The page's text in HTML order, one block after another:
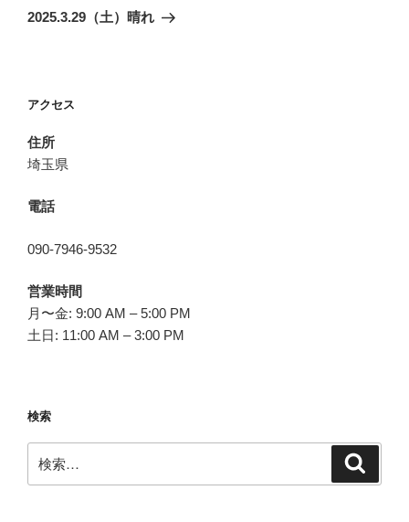
ゲ
ン
の
2025.3.29（土）晴れ
アクセス
住所
埼玉県
電話
090-7946-9532
営業時間
月〜金: 9:00 AM – 5:00 PM
土日: 11:00 AM – 3:00 PM
検索
索: